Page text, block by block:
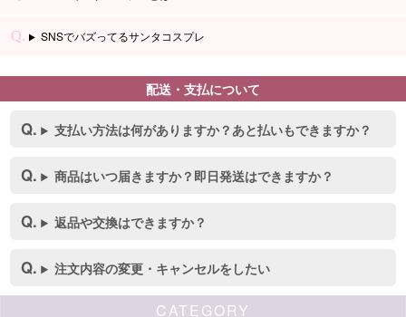
SNSでバズってるサンタコスプレ
配送・支払について
支払い方法は何がありますか？あと払いもできますか？
商品はいつ届きますか？即日発送はできますか？
返品や交換はできますか？
注文内容の変更・キャンセルをしたい
CATEGORY